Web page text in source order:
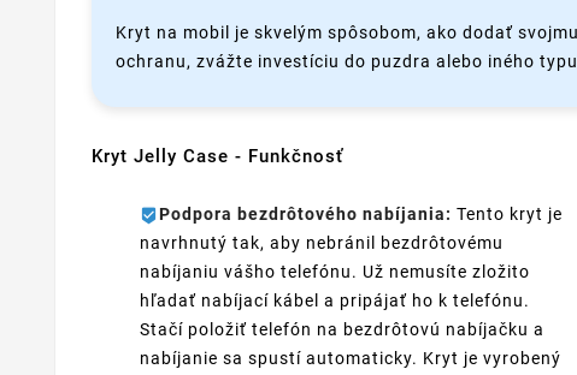
Kryt na mobil je skvelým spôsobom, ako dodať
ochranu, zvážte investíciu do puzdra alebo iného
Kryt Jelly Case - Funkčnosť
Podpora bezdrôtového nabíjania: Tento kryt je
navrhnutý tak, aby nebránil bezdrôtovému
nabíjaniu vášho telefónu. Už nemusíte zložito
hľadať nabíjací kábel a pripájať ho k telefónu.
Stačí položiť telefón na bezdrôtovú nabíjačku a
nabíjanie sa spustí automaticky. Kryt je vyrobený